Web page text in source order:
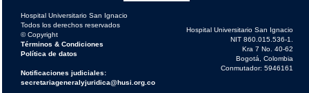
Hospital Universitario San Ignacio
Todos los derechos reservados
© Copyright
Términos & Condiciones
Política de datos
Notificaciones judiciales:
secretariageneralyjuridica@husi.org.co
Hospital Universitario San Ignacio
NIT 860.015.536-1.
Kra 7 No. 40-62
Bogotá, Colombia
Conmutador: 5946161